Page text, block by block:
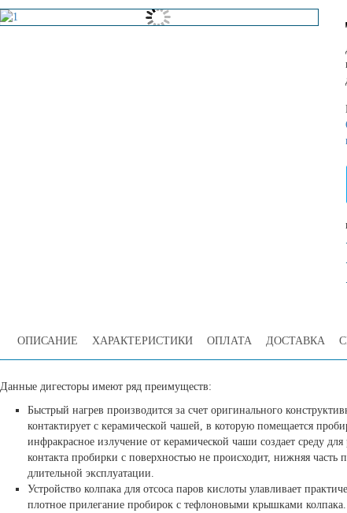
ОПИСАНИЕ ХАРАКТЕРИСТИКИ ОПЛАТА ДОСТАВКА
Данные дигесторы имеют ряд преимуществ:
Быстрый нагрев производится за счет оригинального
контактирует с керамической чашей, в которую помещается
инфракрасное излучение от керамической чаши создает среду
контакта пробирки с поверхностью не происходит, нижняя
длительной эксплуатации.
Устройство колпака для отсоса паров кислоты улавливает
плотное прилегание пробирок с тефлоновыми крышками колпака.